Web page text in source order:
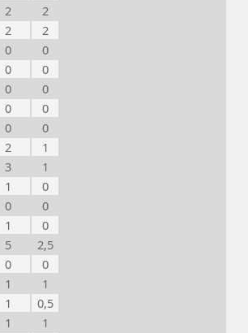
2
2
2
2
0
0
0
0
0
0
0
0
0
0
2
1
3
1
1
0
0
0
1
0
5
2,5
0
0
1
1
1
0,5
1
1